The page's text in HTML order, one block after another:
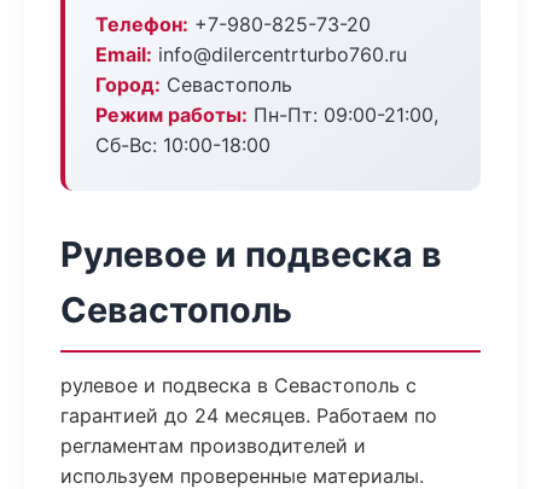
Телефон: +7-980-825-73-20
Email: info@dilercentrturbo760.ru
Город: Севастополь
Режим работы: Пн-Пт: 09:00-21:00,
Сб-Вс: 10:00-18:00
Рулевое и подвеска в
Севастополь
рулевое и подвеска в Севастополь с
гарантией до 24 месяцев. Работаем по
регламентам производителей и
используем проверенные материалы.